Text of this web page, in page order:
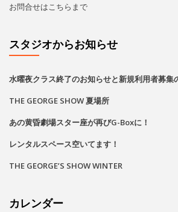
お問合せはこちら まで
スタジオからお知らせ
水曜夜クラス終了のお知らせと新規利用者募集
THE GEORGE SHOW 夏場所
あの黄昏劇場スター座が再びG-Boxに！
レンタルスペース空いてます！
THE GEORGE’S SHOW WINTER
カレンダー